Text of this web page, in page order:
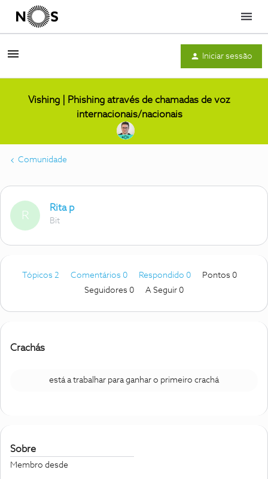
Menu
Iniciar sessão
Vishing | Phishing através de chamadas de voz
internacionais/nacionais
Comunidade
R
Rita p
Bit
Tópicos 2 Comentários 0 Respondido 0
Pontos 0
Seguidores 0 A Seguir 0
Crachás
está a trabalhar para ganhar o primeiro crachá
Sobre
Membro desde